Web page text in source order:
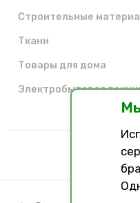
Строительные
Ткани
Товары для дома
Электробытовая